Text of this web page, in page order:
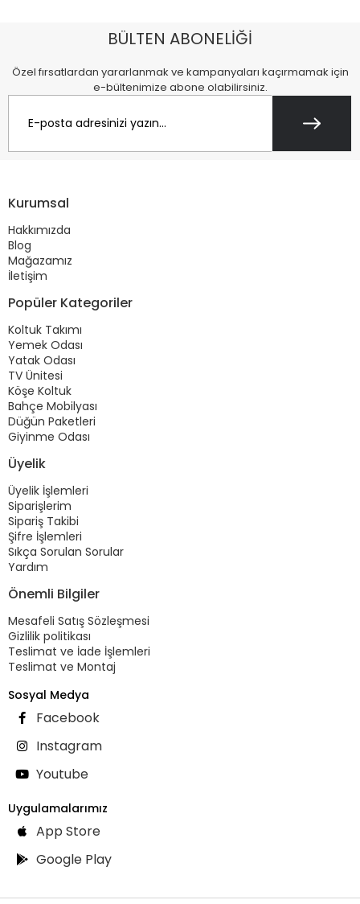
BÜLTEN ABONELİĞİ
Özel fırsatlardan yararlanmak ve kampanyaları kaçırmamak için
e-bültenimize abone olabilirsiniz.
Kurumsal
Hakkımızda
Blog
Mağazamız
İletişim
Popüler Kategoriler
Koltuk Takımı
Yemek Odası
Yatak Odası
TV Ünitesi
Köşe Koltuk
Bahçe Mobilyası
Düğün Paketleri
Giyinme Odası
Üyelik
Üyelik İşlemleri
Siparişlerim
Sipariş Takibi
Şifre İşlemleri
Sıkça Sorulan Sorular
Yardım
Önemli Bilgiler
Mesafeli Satış Sözleşmesi
Gizlilik politikası
Teslimat ve İade İşlemleri
Teslimat ve Montaj
Sosyal Medya
Facebook
Instagram
Youtube
Uygulamalarımız
App Store
Google Play